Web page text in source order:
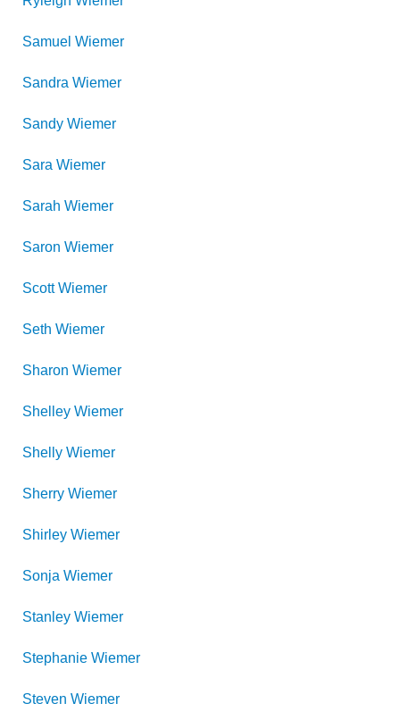
Samuel Wiemer
Sandra Wiemer
Sandy Wiemer
Sara Wiemer
Sarah Wiemer
Saron Wiemer
Scott Wiemer
Seth Wiemer
Sharon Wiemer
Shelley Wiemer
Shelly Wiemer
Sherry Wiemer
Shirley Wiemer
Sonja Wiemer
Stanley Wiemer
Stephanie Wiemer
Steven Wiemer